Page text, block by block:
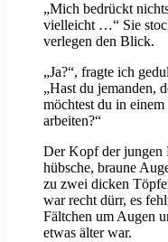
„Mich bedrückt
vielleicht …“ Sie
verlegen den Blick.
„Ja?“, fragte ich
„Hast du jemanden,
möchtest du in einem
arbeiten?“
Der Kopf der jungen
hübsche, braune
zu zwei dicken
war recht dürr, es
Fältchen um Augen
etwas älter war.